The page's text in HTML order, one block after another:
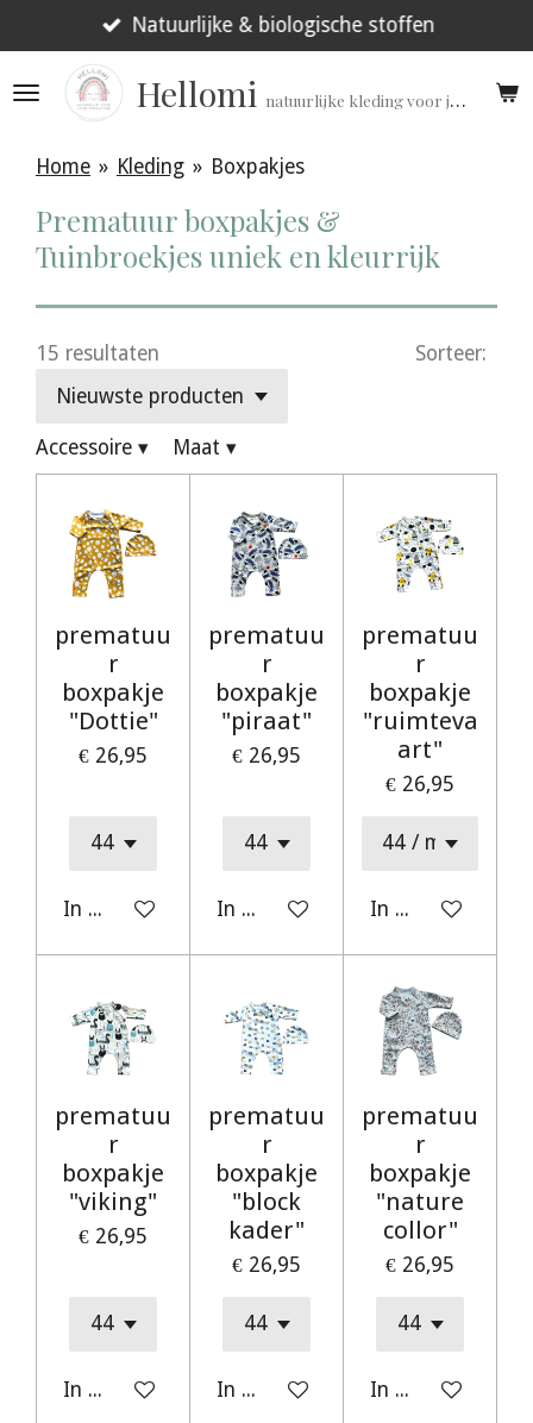
direct
naar
Hellomi natuurlijke kleding voor jouw prematuur!
Natuurlijke & biologische stoffen
Home » Kleding » Boxpakjes
Prematuur boxpakjes &
Tuinbroekjes uniek en kleurrijk
15 resultaten Sorteer:
Accessoire ▾ Maat ▾
prematuu
r
boxpakje
"Dottie"
€ 26,95
In winkelwagen
prematuu
r
boxpakje
"piraat"
€ 26,95
In winkelwagen
prematuu
r
boxpakje
"ruimteva
art"
€ 26,95
In winkelwagen
prematuu
r
boxpakje
"viking"
€ 26,95
In winkelwagen
prematuu
r
boxpakje
"block
kader"
€ 26,95
In winkelwagen
prematuu
r
boxpakje
"nature
collor"
€ 26,95
In winkelwagen